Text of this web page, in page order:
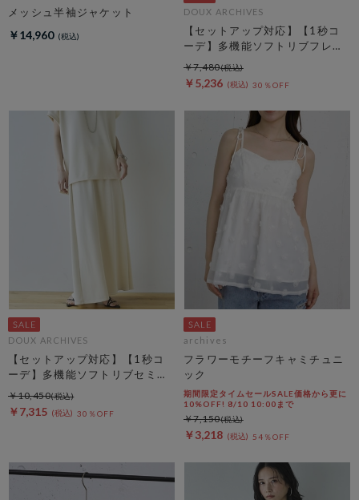
メッシュ半袖ジャケット
￥14,960
DOUX ARCHIVES
【セットアップ対応】【1秒コ
ーデ】多機能ソフトリブフレン
チスリーブトップス
￥5,236 30％OFF
￥7,480
DOUX ARCHIVES
【セットアップ対応】【1秒コ
ーデ】多機能ソフトリブセミフ
レアスカート
￥7,315 30％OFF
￥10,450
archives
フラワーモチーフキャミチュニ
ック
期間限定タイムセールSALE価格から更に
10%OFF! 8/10 10:00まで
￥3,218 54％OFF
￥7,150